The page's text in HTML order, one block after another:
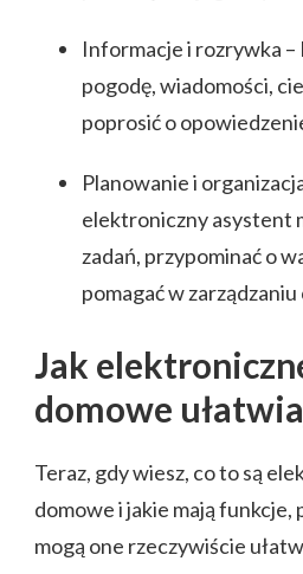
Informacje i rozrywka –
pogodę, wiadomości,
poprosić o
Planowanie i
elektroniczny asystent
zadań, przypominać o
pomagać w zarządzaniu
Jak
domowe
Teraz, gdy wiesz, co to są
domowe i jakie mają funkcje,
mogą one rzeczywiście